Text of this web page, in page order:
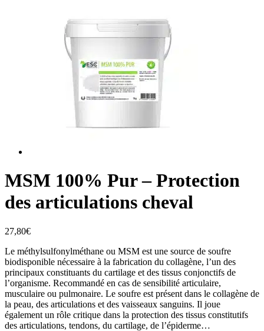
MSM 100% Pur – Protection
des articulations cheval
27,80€
Le méthylsulfonylméthane ou MSM est une source de soufre
biodisponible nécessaire à la fabrication du collagène, l’un des
principaux constituants du cartilage et des tissus conjonctifs de
l’organisme. Recommandé en cas de sensibilité articulaire,
musculaire ou pulmonaire. Le soufre est présent dans le collagène de
la peau, des articulations et des vaisseaux sanguins. Il joue
également un rôle critique dans la protection des tissus constitutifs
des articulations, tendons, du cartilage, de l’épiderme…